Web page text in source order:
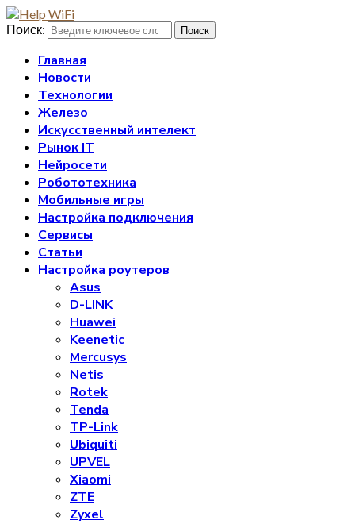
Поиск: Поиск
Главная
Новости
Технологии
Железо
Искусственный интелект
Рынок IT
Нейросети
Робототехника
Мобильные игры
Настройка подключения
Сервисы
Статьи
Настройка роутеров
Asus
D-LINK
Huawei
Keenetic
Mercusys
Netis
Rotek
Tenda
TP-Link
Ubiquiti
UPVEL
Xiaomi
ZTE
Zyxel